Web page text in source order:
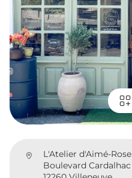
L'Atelier d'Aimé-Rose
Boulevard Cardalhac